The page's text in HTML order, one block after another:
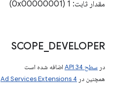
مقدار ثابت: 1 (0x00000001)
SCOPE DEVELOPER
در سطح API 34
اضافه شده است
همچنین در Ad Services Extensions 4